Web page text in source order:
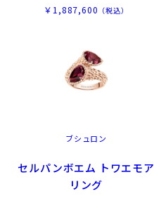
￥1,887,600 （税込）
ブシュロン
セルパンボエム トワエモア
リング